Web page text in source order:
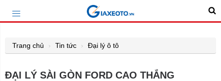
Trang chủ Tin tức Đại lý ô tô
ĐẠI LÝ SÀI GÒN FORD CAO THẮNG